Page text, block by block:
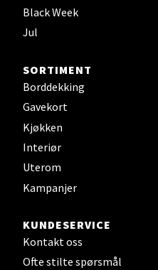
Black Week
Jul
SORTIMENT
Borddekking
Gavekort
Kjøkken
Interiør
Uterom
Kampanjer
KUNDESERVICE
Kontakt oss
Ofte stilte spørsmål
0 i butikk
Leirvik - Stord
Torgbakken 2, 5401 Stord
Åpent i dag 10-17
0 i butikk